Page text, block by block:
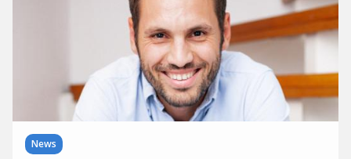
News